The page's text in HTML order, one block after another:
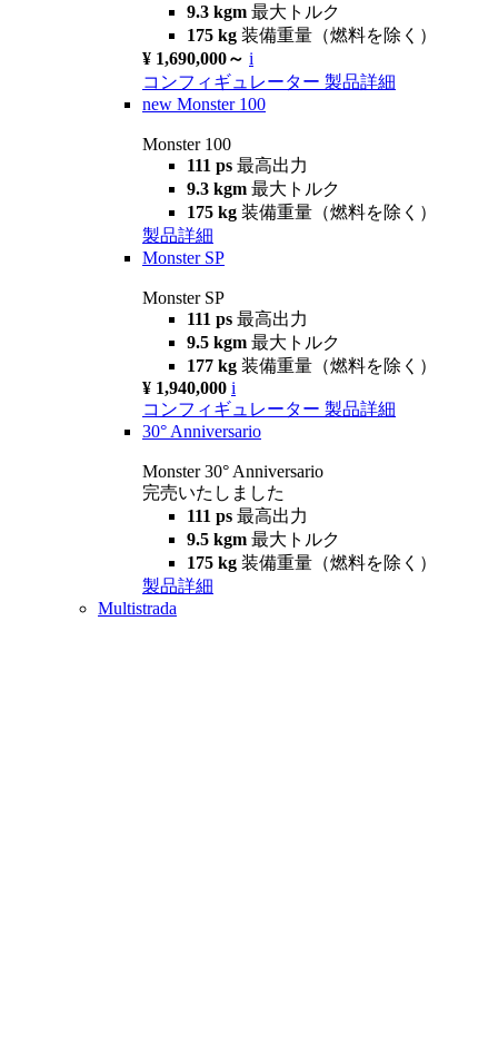
9.3 kgm 最大トルク
175 kg 装備重量（燃料を除く）
¥ 1,690,000～ i
コンフィギュレーター 製品詳細
new Monster 100
Monster 100
111 ps 最高出力
9.3 kgm 最大トルク
175 kg 装備重量（燃料を除く）
製品詳細
Monster SP
Monster SP
111 ps 最高出力
9.5 kgm 最大トルク
177 kg 装備重量（燃料を除く）
¥ 1,940,000 i
コンフィギュレーター 製品詳細
30° Anniversario
Monster 30° Anniversario
完売いたしました
111 ps 最高出力
9.5 kgm 最大トルク
175 kg 装備重量（燃料を除く）
製品詳細
Multistrada